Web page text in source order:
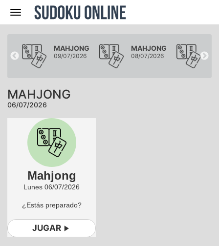
Navegación
MAHJONG
09/07/2026
MAHJONG
08/07/2026
MAHJONG
06/07/2026
Mahjong
Lunes 06/07/2026
¿Estás preparado?
JUGAR